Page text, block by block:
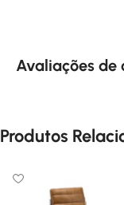
Avaliações de
Produtos